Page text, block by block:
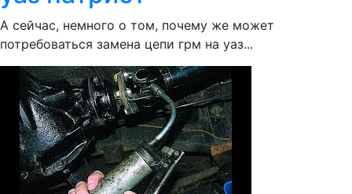
А сейчас, немного о том, почему же может
потребоваться замена цепи грм на уаз...